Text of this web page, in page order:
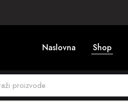
Naslovna Shop